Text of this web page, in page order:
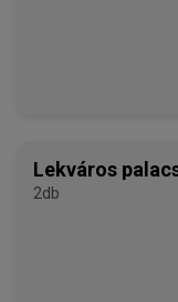
Lekváros
2db